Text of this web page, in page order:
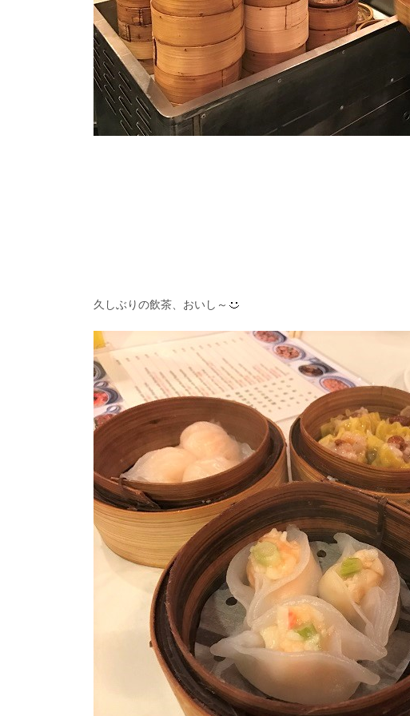
久しぶりの飲茶、おいし～